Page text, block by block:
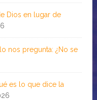
Dios en lugar de
nos pregunta: ¿No se
es lo que dice la